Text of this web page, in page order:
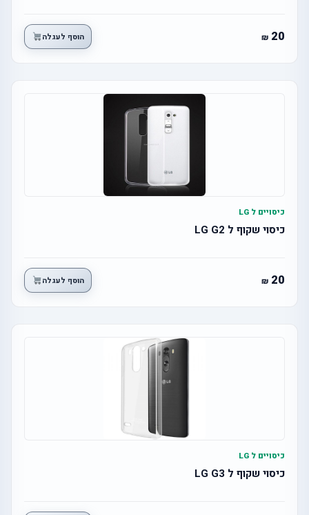
20 הוסף לעגלה
כיסויים ל LG
כיסוי שקוף ל LG G2
20 הוסף לעגלה
כיסויים ל LG
כיסוי שקוף ל LG G3